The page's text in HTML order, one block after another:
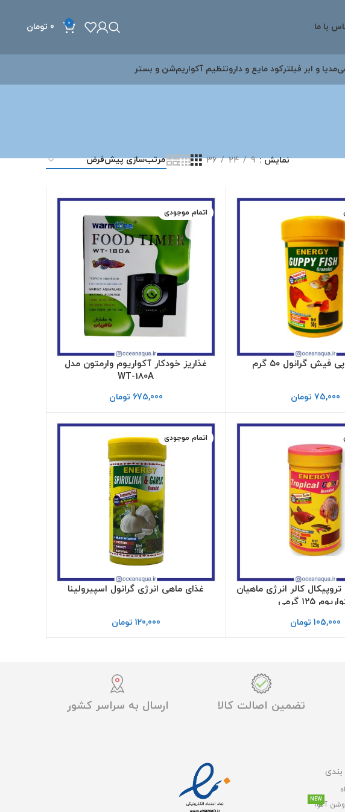
با ما 0
0 تومان
مدیا و ابر فیلترکود مایع و داروتنظیم آکواریمشن و بستر
نمایش 9
24
36
فیش گرانول ۵۰ گرم
75,000 تومان
اتمام موجودی
غذاریز خودکار آکواریوم وارمتون مدل
WT-180A
675,000 تومان
کالر انرژی ماهیان
۱۲۵ گرمی
105,000 تومان
اتمام موجودی
غذای ماهی انرژی گرانول اسپیرولینا
120,000 تومان
تضمین اصالت کالا ارسال به سراسر کشور
آکوا
NEW